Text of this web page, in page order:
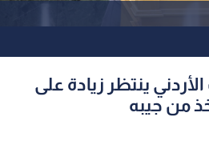
ينتظر زيادة على
من جيبه